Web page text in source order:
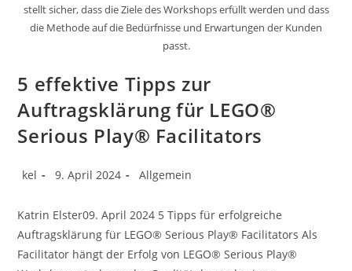
stellt sicher, dass die Ziele des Workshops erfüllt werden und dass
die Methode auf die Bedürfnisse und Erwartungen der Kunden
passt.
5 effektive Tipps zur
Auftragsklärung für LEGO®
Serious Play® Facilitators
Beitrags-
kel
Beitrag
9. April 2024
Beitrags-
Allgemein
Katrin Elster09. April 2024 5 Tipps für erfolgreiche
Auftragsklärung für LEGO® Serious Play® Facilitators Als
Facilitator hängt der Erfolg von LEGO® Serious Play®